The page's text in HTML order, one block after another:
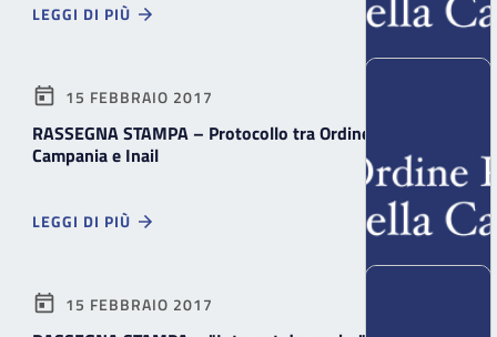
LEGGI DI PIÙ
15 FEBBRAIO 2017
RASSEGNA STAMPA – Protocollo tra Ordine Psicologi
Campania e Inail
LEGGI DI PIÙ
15 FEBBRAIO 2017